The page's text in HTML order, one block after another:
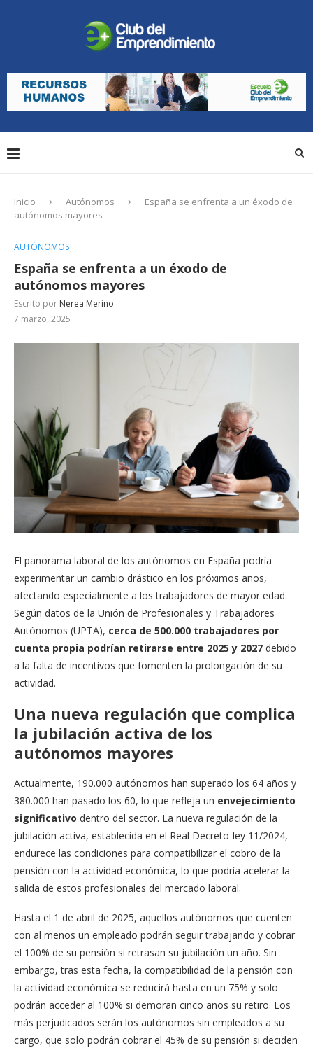
Inicio Autónomos
España se enfrenta a un éxodo de
autónomos mayores
AUTÓNOMOS
España se enfrenta a un éxodo de
autónomos mayores
Escrito por Nerea Merino
7 marzo, 2025
El panorama laboral de los autónomos en España podría
experimentar un cambio drástico en los próximos años,
afectando especialmente a los trabajadores de mayor edad.
Según datos de la Unión de Profesionales y Trabajadores
Autónomos (UPTA), cerca de 500.000 trabajadores por
cuenta propia podrían retirarse entre 2025 y 2027 debido
a la falta de incentivos que fomenten la prolongación de su
actividad.
Una nueva regulación que complica
la jubilación activa de los
autónomos mayores
Actualmente, 190.000 autónomos han superado los 64 años y
380.000 han pasado los 60, lo que refleja un envejecimiento
significativo dentro del sector. La nueva regulación de la
jubilación activa, establecida en el Real Decreto-ley 11/2024,
endurece las condiciones para compatibilizar el cobro de la
pensión con la actividad económica, lo que podría acelerar la
salida de estos profesionales del mercado laboral.
Hasta el 1 de abril de 2025, aquellos autónomos que cuenten
con al menos un empleado podrán seguir trabajando y cobrar
el 100% de su pensión si retrasan su jubilación un año. Sin
embargo, tras esta fecha, la compatibilidad de la pensión con
la actividad económica se reducirá hasta en un 75% y solo
podrán acceder al 100% si demoran cinco años su retiro. Los
más perjudicados serán los autónomos sin empleados a su
cargo, que solo podrán cobrar el 45% de su pensión si deciden